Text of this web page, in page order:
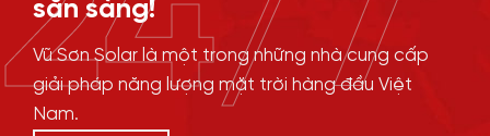
sẵn sàng!
Vũ Sơn Solar là một trong những nhà cung cấp
giải pháp năng lượng mặt trời hàng đầu Việt
Nam.